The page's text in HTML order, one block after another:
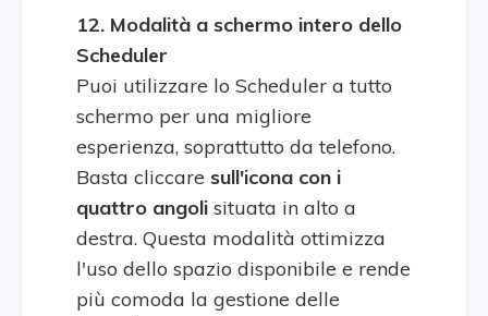
12. Modalità a schermo intero dello
Scheduler
Puoi utilizzare lo Scheduler a tutto
schermo per una migliore
esperienza, soprattutto da telefono.
Basta cliccare sull'icona con i
quattro angoli situata in alto a
destra. Questa modalità ottimizza
l'uso dello spazio disponibile e rende
più comoda la gestione delle